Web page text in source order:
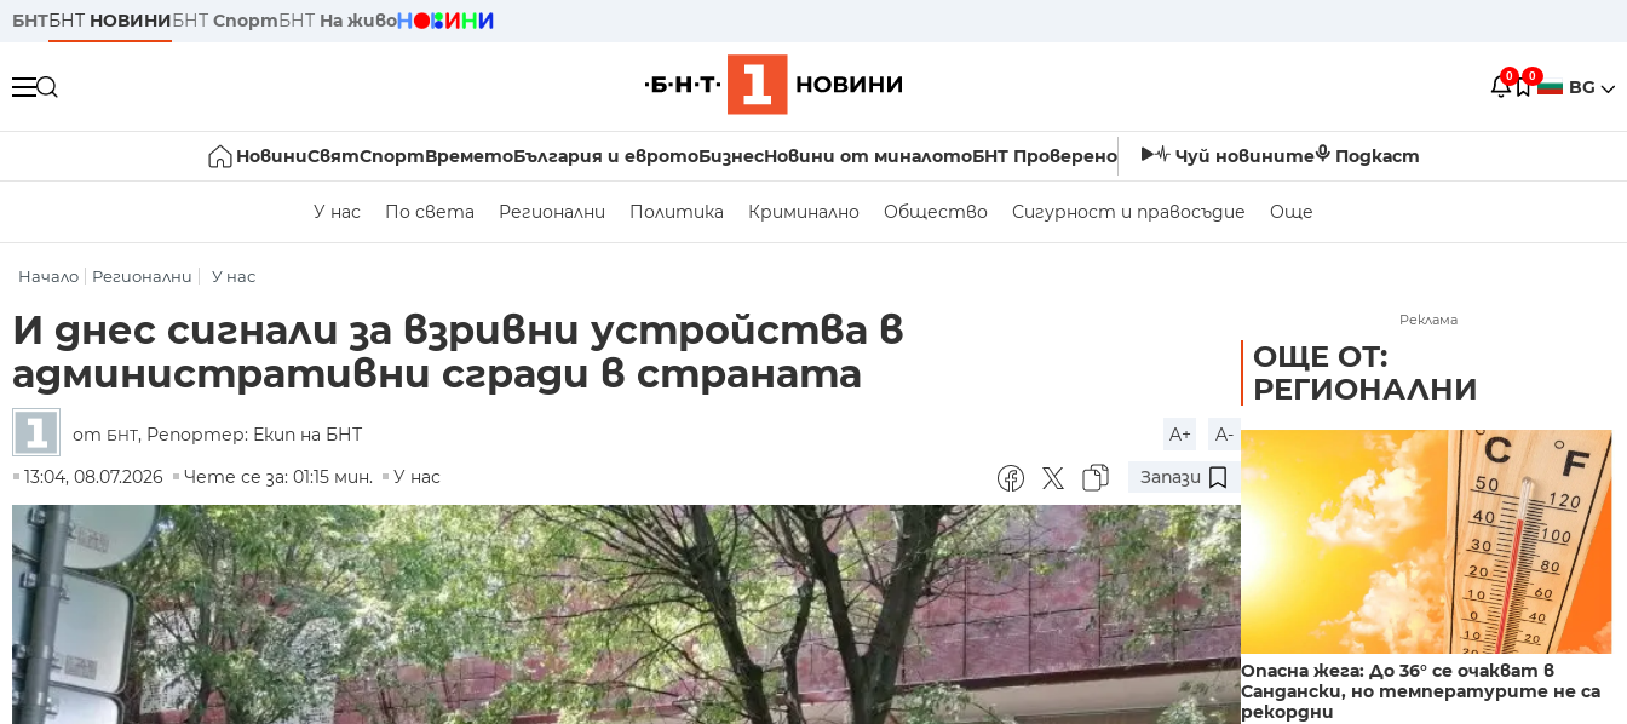
БНТБНТ НОВИНИБНТ СпортБНТ На живо
0 0 BG
НовиниСвятСпортВреметоБългария и евротоБизнесНовини от миналотоБНТ Проверено Чуй новините Подкаст
У нас По света Регионални Политика Криминално Общество Сигурност и правосъдие Още
Начало Регионални У нас
И днес сигнали за взривни устройства в
административни сгради в страната
от БНТ, Репортер: Екип на БНТ A+
A-
13:04, 08.07.2026
Чете се за: 01:15 мин. У нас Запази
Реклама
ОЩЕ ОТ:
РЕГИОНАЛНИ
Опасна жега: До 36° се очакват в
Сандански, но температурите не са
рекордни